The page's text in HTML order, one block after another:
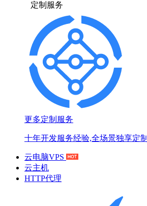
定制服务
更多定制服务
十年开发服务经验,全场景独享定制
云电脑VPS
云主机
HTTP代理